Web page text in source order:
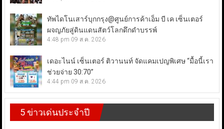
ทัพไดโนเสาร์บุกกรุง@ศูนย์การค้าเอ็ม บี เค เซ็นเตอร์
ผจญภัยสู่ดินแดนสัตว์โลกดึกดำบรรพ์
4:48 pm 09 ส.ค. 2026
เดอะไนน์ เซ็นเตอร์ ติวานนท์ จัดแคมเปญพิเศษ “มื้อนี้เรา
ช่วยจ่าย 30:70”
4:44 pm 09 ส.ค. 2026
5 ข่าวเด่นประจำปี